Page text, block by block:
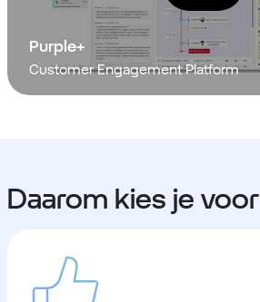
Purple+
Customer Engagement Platform
Daarom kies je voor